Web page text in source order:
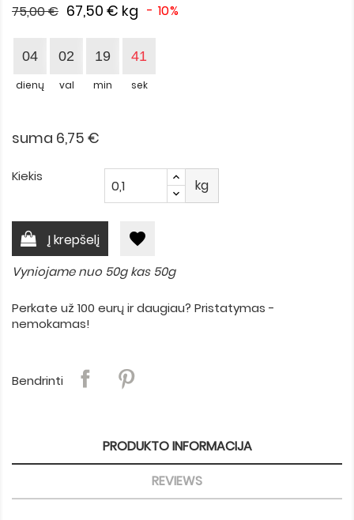
67,50 € kg - 10%
75,00 €
04
dienų
02
val
19
min
40
sek
suma 6,75 €
Kiekis
kg
Į krepšelį favorite
Vyniojame nuo 50g kas 50g
Perkate už 100 eurų ir daugiau? Pristatymas -
nemokamas!
Bendrinti
PRODUKTO INFORMACIJA
REVIEWS